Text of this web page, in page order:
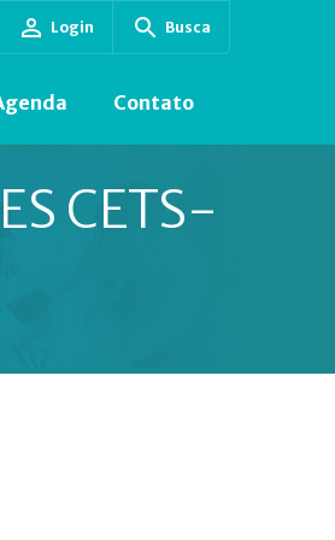
Login Busca
Contato
CETS-